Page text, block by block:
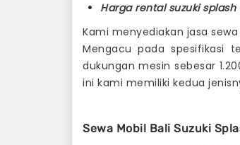
Harga rental suzuki
Kami menyediakan jasa
Mengacu pada spesifikasi
dukungan mesin sebesar
ini kami memiliki kedua
Sewa Mobil Bali Suzuki